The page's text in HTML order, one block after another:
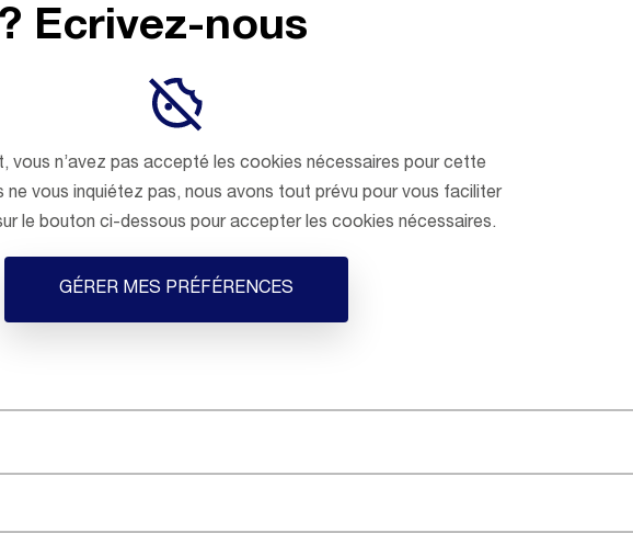
Ecrivez-nous
vous n’avez pas accepté les cookies nécessaires pour cette
ne vous inquiétez pas, nous avons tout prévu pour vous faciliter
le bouton ci-dessous pour accepter les cookies nécessaires.
GÉRER MES PRÉFÉRENCES